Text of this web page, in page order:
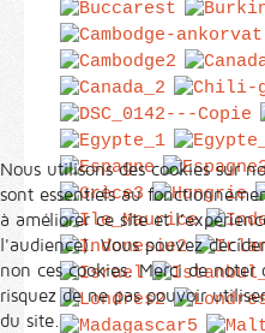
Nous utilisons des cookies sur
sont essentiels au
à améliorer ce site et
l'audience). Vous pouvez
non ces cookies. Merci de
risquez de ne pas pouvoir
du site.